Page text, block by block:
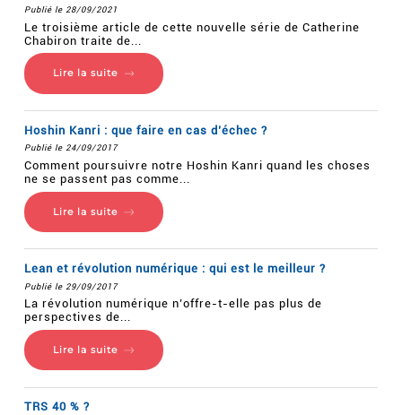
Publié le 28/09/2021
Le troisième article de cette nouvelle série de Catherine
Chabiron traite de...
Lire la suite
Hoshin Kanri : que faire en cas d’échec ?
Publié le 24/09/2017
Comment poursuivre notre Hoshin Kanri quand les choses
ne se passent pas comme...
Lire la suite
Lean et révolution numérique : qui est le meilleur ?
Publié le 29/09/2017
La révolution numérique n’offre-t-elle pas plus de
perspectives de...
Lire la suite
TRS 40 % ?